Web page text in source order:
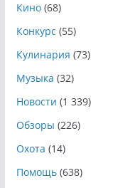
Кино(68)
Конкурс (55)
Кулинария (73)
Музыка (32)
Новости (1 339)
Обзоры (226)
Охота (14)
Помощь(638)